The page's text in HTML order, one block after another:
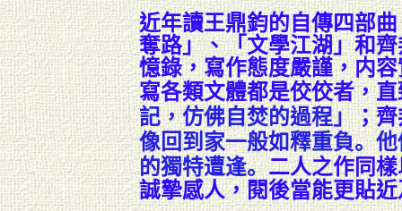
近年讀王鼎鈞的自傳四部
奪路」、「文學江湖」和
憶錄，寫作態度嚴謹，内
寫各類文體都是佼佼者，
記，仿佛自焚的過程」；
像回到家一般如釋重負。他
的獨特遭逢。二人之作同
誠摯感人，閱後當能更貼